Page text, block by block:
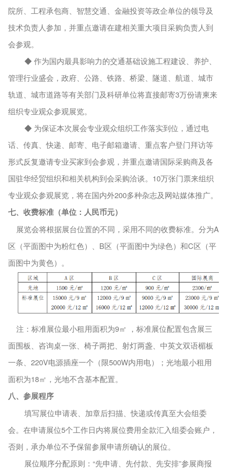
院所、工程承包商、智慧交通、金融投资等政企单位的领导及
技术负责人参加，并重点邀请在建相关重大项目采购负责人到
会参观。
◆ 作为国内最具影响力的交通基础设施工程建设、养护、
管理行业盛会，政府、公路、铁路、桥梁、隧道、航道、城市
轨道、城市道路等有关部门及科研单位将直接邮寄3万份请柬来
组织专业观众参观展览。
◆ 为保证本次展会专业观众组织工作落实到位，通过电
话、传真、快递、邮寄、电子邮箱邀请、重点客户登门拜访等
形式反复邀请专业买家到会参观，并重点邀请国际采购商及各
国驻华经贸组织和相关机构到会采购洽谈。10万张门票来组织
专业观众参观展览，将在国内外200多种杂志及网站媒体推广。
七、收费标准（单位：人民币元）
展览会将根据展台位置的不同，采用不同的收费标准。分为A
区（平面图中为粉红色）、B区（平面图中为绿色）和C区（平
面图中为黄色）。
注：标准展位最小租用面积为9㎡ ，标准展位配置包含展三
面围板、咨询桌一张、椅子两把、射灯两盏、中英文双语楣板
一条、220V电源插座一个（限500W内用电）；光地最小租用
面积为18㎡，光地不含基本配置。
八、参展程序
填写展位申请表、加章后扫描、快递或传真至大会组委
会。在申请展位5个工作日内将展位费用全款汇入组委会账户，
否则，承办单位不予保留参展申请所确认的展位。
展位顺序分配原则： “先申请、先付款、先安排”参展商报